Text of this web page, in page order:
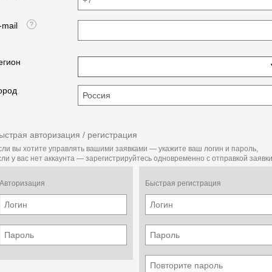
mail
авторизация / регистрация
вы хотите управлять вашими заявками — укажите ваш логин и пароль,
у вас нет аккаунта — зарегистрируйтесь одновременно с отправкой
Авторизация Быстрая регистрация